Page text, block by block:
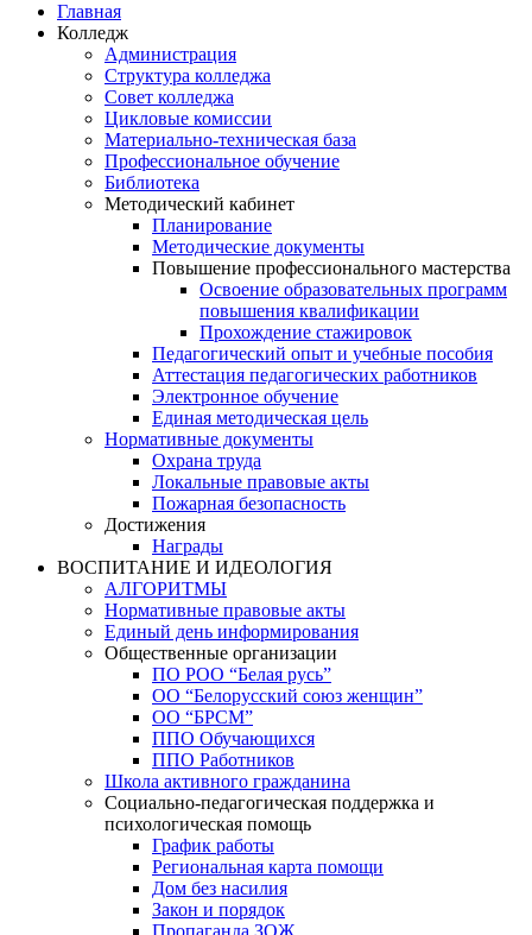
Главная
Колледж
Администрация
Структура колледжа
Совет колледжа
Цикловые комиссии
Материально-техническая база
Профессиональное обучение
Библиотека
Методический кабинет
Планирование
Методические документы
Повышение профессионального мастерства
Освоение образовательных программ
повышения квалификации
Прохождение стажировок
Педагогический опыт и учебные пособия
Аттестация педагогических работников
Электронное обучение
Единая методическая цель
Нормативные документы
Охрана труда
Локальные правовые акты
Пожарная безопасность
Достижения
Награды
ВОСПИТАНИЕ И ИДЕОЛОГИЯ
АЛГОРИТМЫ
Нормативные правовые акты
Единый день информирования
Общественные организации
ПО РОО “Белая русь”
ОО “Белорусский союз женщин”
ОО “БРСМ”
ППО Обучающихся
ППО Работников
Школа активного гражданина
Социально-педагогическая поддержка и
психологическая помощь
График работы
Региональная карта помощи
Дом без насилия
Закон и порядок
Пропаганда ЗОЖ